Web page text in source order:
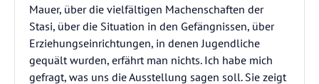
Mauer, über die vielfältigen Machenschaften der
Stasi, über die Situation in den Gefängnissen, über
Erziehungseinrichtungen, in denen Jugendliche
gequält wurden, erfährt man nichts. Ich habe mich
gefragt, was uns die Ausstellung sagen soll. Sie zeigt